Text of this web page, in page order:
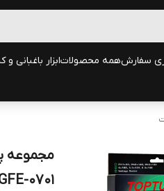
سفارشهمه محصولاتابزار باغبانی
0701